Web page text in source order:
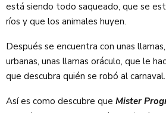
está siendo todo saqueado, que se
ríos y que los animales huyen.
Después se encuentra con unas
urbanas, unas llamas oráculo, que le
que descubra quién se robó al carnaval.
Así es como descubre que Mister